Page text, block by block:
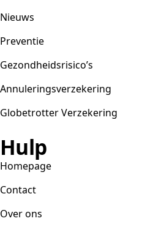
Nieuws
Preventie
Gezondheidsrisico’s
Annuleringsverzekering
Globetrotter Verzekering
Hulp
Homepage
Contact
Over ons